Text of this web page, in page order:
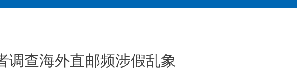
调查海外直邮频涉假乱象